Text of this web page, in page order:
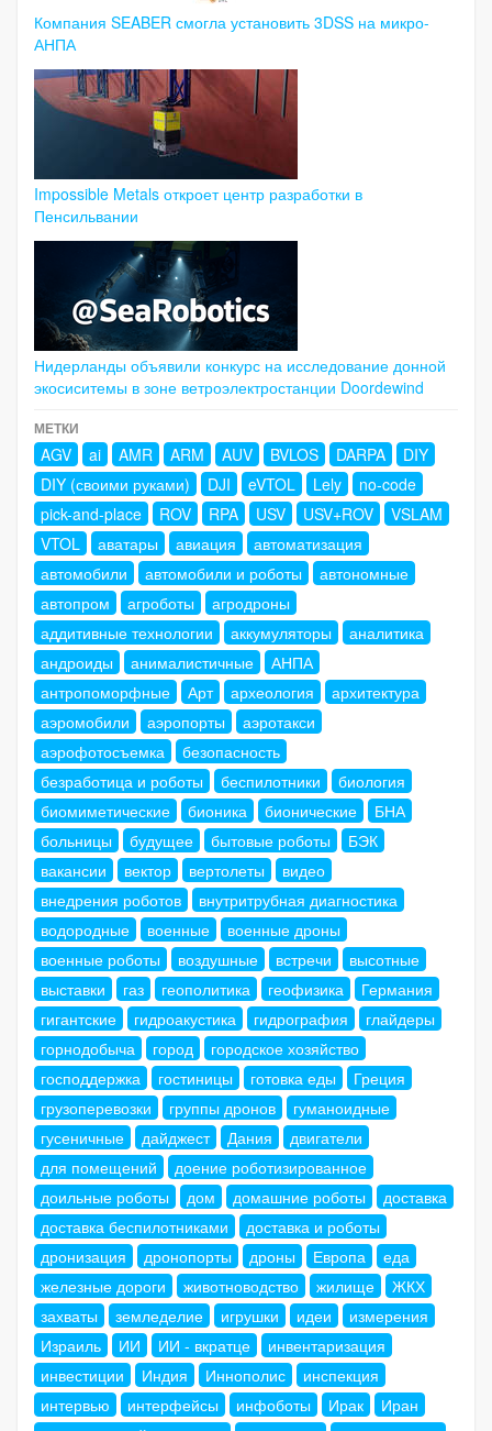
Компания SEABER смогла установить 3DSS на микро-
АНПА
Impossible Metals откроет центр разработки в
Пенсильвании
Нидерланды объявили конкурс на исследование донной
экосиситемы в зоне ветроэлектростанции Doordewind
МЕТКИ
AGV ai AMR ARM AUV BVLOS DARPA
DIY
DIY (своими руками)
DJI eVTOL Lely
no-code
pick-and-place
ROV RPA USV USV+ROV
VSLAM
VTOL
аватары авиация
автоматизация
автомобили
автомобили и роботы
автономные
автопром
агроботы
агродроны
аддитивные технологии
аккумуляторы
аналитика
андроиды
анималистичные
АНПА
антропоморфные
Арт археология
архитектура
аэромобили
аэропорты
аэротакси
аэрофотосъемка
безопасность
безработица и роботы
беспилотники
биология
биомиметические
бионика бионические
БНА
больницы
будущее бытовые роботы
БЭК
вакансии
вектор вертолеты
видео
внедрения роботов
внутритрубная диагностика
водородные
военные
военные дроны
военные роботы
воздушные встречи
высотные
выставки
газ геополитика геофизика
Германия
гигантские
гидроакустика гидрография
глайдеры
горнодобыча
город
городское хозяйство
господдержка
гостиницы готовка еды
Греция
грузоперевозки
группы дронов
гуманоидные
гусеничные
дайджест Дания
двигатели
для помещений
доение роботизированное
доильные роботы
дом домашние роботы
доставка
доставка беспилотниками
доставка и роботы
дронизация
дронопорты дроны Европа
еда
железные дороги
животноводство жилище
ЖКХ
захваты
земледелие игрушки идеи
измерения
Израиль
ИИ ИИ - вкратце
инвентаризация
инвестиции
Индия Иннополис
инспекция
интервью
интерфейсы инфоботы Ирак
Иран